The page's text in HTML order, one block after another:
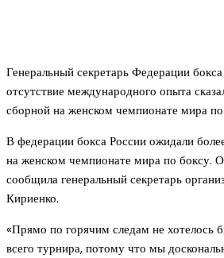
Генеральный секретарь Федерации
отсутствие международного опыта
сборной на женском чемпионате мира
В федерации бокса России ожидали
на женском чемпионате мира по боксу.
сообщила генеральный секретарь
Кириенко.
«Прямо по горячим следам не хотелось
всего турнира, потому что мы